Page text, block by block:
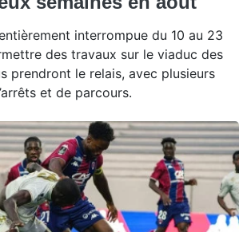
interrompue du 10 au 23
des travaux sur le viaduc des
prendront le relais, avec plusieurs
et de parcours.